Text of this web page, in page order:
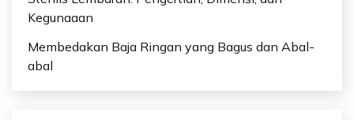
Kegunaaan
Membedakan Baja Ringan yang Bagus dan Abal-
abal